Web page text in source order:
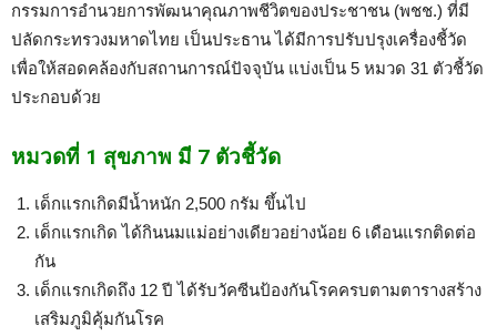
กรรมการอำนวยการพัฒนาคุณภาพชีวิตของประชาชน (พชช.) ที่มี
ปลัดกระทรวงมหาดไทย เป็นประธาน ได้มีการปรับปรุงเครื่องชี้วัด
เพื่อให้สอดคล้องกับสถานการณ์ปัจจุบัน แบ่งเป็น 5 หมวด 31 ตัวชี้วัด
ประกอบด้วย
หมวดที่ 1 สุขภาพ มี 7 ตัวชี้วัด
เด็กแรกเกิดมีน้ำหนัก 2,500 กรัม ขึ้นไป
เด็กแรกเกิด ได้กินนมแม่อย่างเดียวอย่างน้อย 6 เดือนแรกติดต่อ
กัน
เด็กแรกเกิดถึง 12 ปี ได้รับวัคซีนป้องกันโรคครบตามตารางสร้าง
เสริมภูมิคุ้มกันโรค